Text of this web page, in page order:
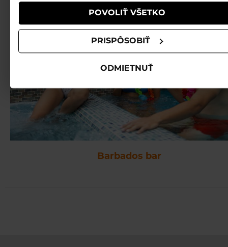
POVOLIŤ VŠETKO
PRISPÔSOBIŤ
ODMIETNUŤ
Barbados bar